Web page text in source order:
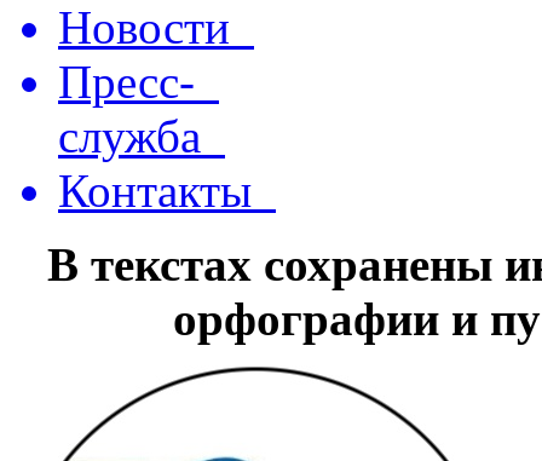
Новости
Пресс-
служба
Контакты
В текстах сохранены
орфографии и